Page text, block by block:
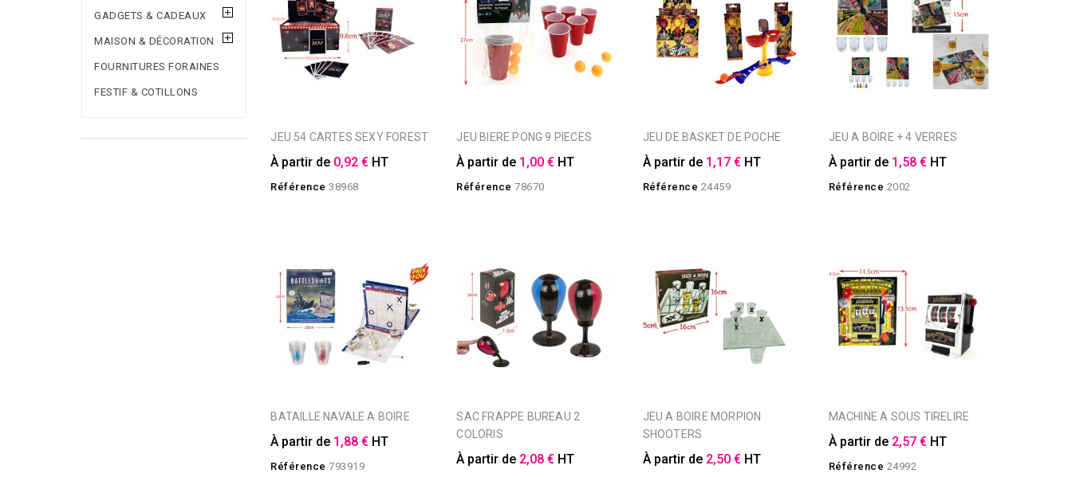
GADGETS & CADEAUX
MAISON & DÉCORATION
FOURNITURES FORAINES
FESTIF & COTILLONS
JEU 54 CARTES SEXY FOREST
À partir de 0,92 € HT
Référence 38968
JEU BIERE PONG 9 PIECES
À partir de 1,00 € HT
Référence 78670
JEU DE BASKET DE POCHE
À partir de 1,17 € HT
Référence 24459
JEU A BOIRE + 4 VERRES
À partir de 1,58 € HT
Référence 2002
BATAILLE NAVALE A BOIRE
À partir de 1,88 € HT
Référence 793919
SAC FRAPPE BUREAU 2
COLORIS
À partir de 2,08 € HT
JEU A BOIRE MORPION
SHOOTERS
À partir de 2,50 € HT
MACHINE A SOUS TIRELIRE
À partir de 2,57 € HT
Référence 24992